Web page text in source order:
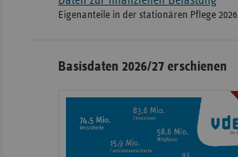
Eigenanteile in der stationären Pflege 2026
Basisdaten 2026/27 erschienen